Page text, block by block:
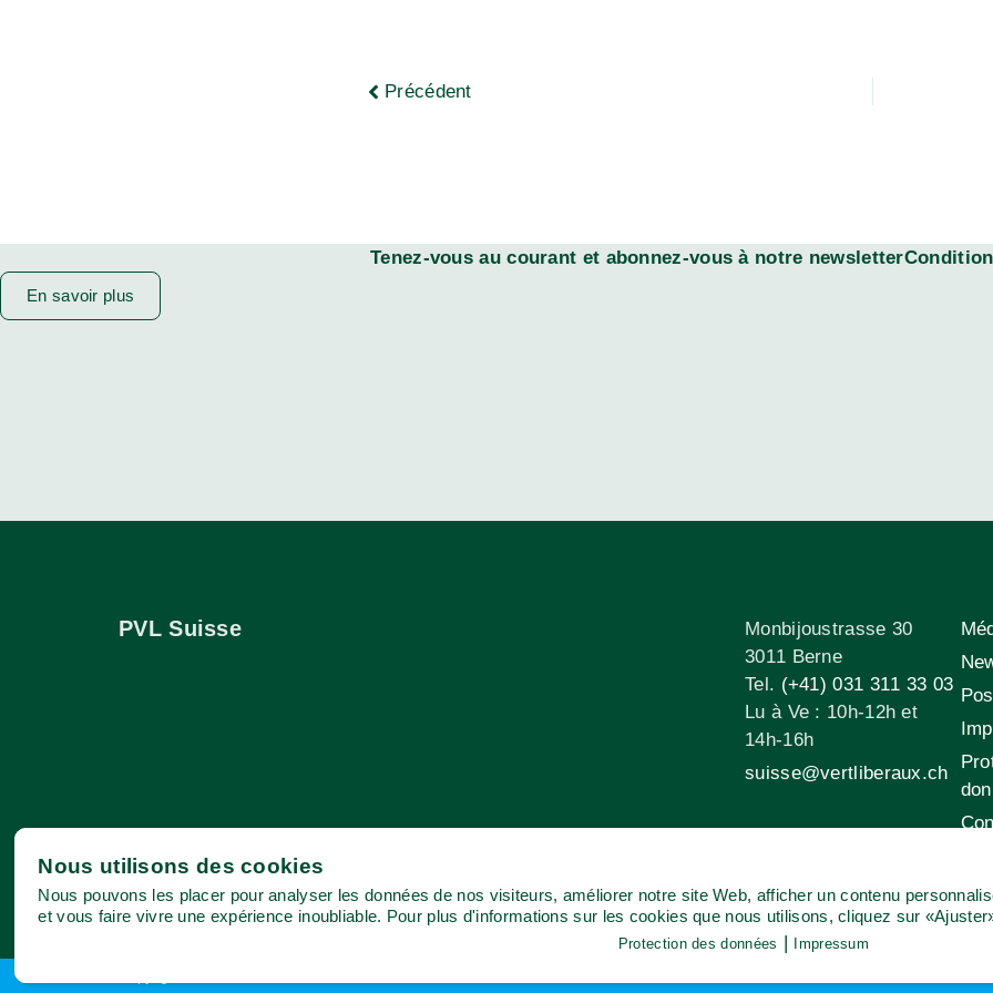
Précédent
Tenez-vous au courant et abonnez-vous à notre
En savoir plus
PVL Suisse
Monbijoustrasse 30
3011 Berne
Tel. (+41) 031 311 33 03
Lu à Ve : 10h-12h et
14h-16h
suisse@vertliberaux.ch
Nous utilisons des cookies
Nous pouvons les placer pour analyser les données de nos visiteurs, améliorer notre site Web, afficher un contenu
et vous faire vivre une expérience inoubliable. Pour plus d'informations sur les cookies que nous utilisons, cliquez sur
Protection des données | Impressum